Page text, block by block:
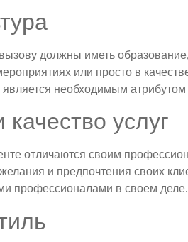
должны иметь
или просто в
необходимым
услуг
отличаются своим
и предпочтения своих
профессионалами в своем деле.